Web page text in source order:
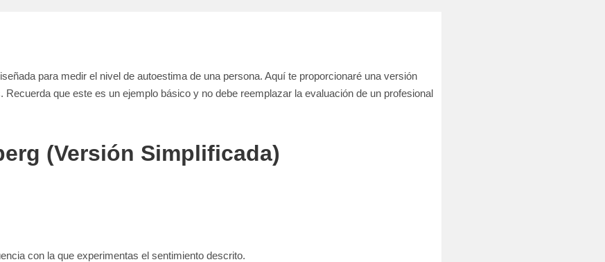
para medir el nivel de autoestima de una persona. Aquí te proporcionaré una versión
que este es un ejemplo básico y no debe reemplazar la evaluación de un profesional
(Versión Simplificada)
con la que experimentas el sentimiento descrito.